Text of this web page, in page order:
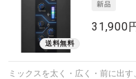
31,900
ミックスを太く・広く・前に出